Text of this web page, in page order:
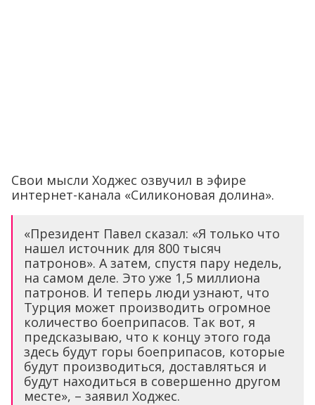
Свои мысли Ходжес озвучил в эфире
интернет-канала «Силиконовая долина».
«Президент Павел сказал: «Я только что
нашел источник для 800 тысяч
патронов». А затем, спустя пару недель,
на самом деле. Это уже 1,5 миллиона
патронов. И теперь люди узнают, что
Турция может производить огромное
количество боеприпасов. Так вот, я
предсказываю, что к концу этого года
здесь будут горы боеприпасов, которые
будут производиться, доставляться и
будут находиться в совершенно другом
месте», – заявил Ходжес.